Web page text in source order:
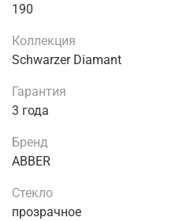
190
Коллекция
Schwarzer Diamant
Гарантия
3 года
Бренд
ABBER
Стекло
прозрачное